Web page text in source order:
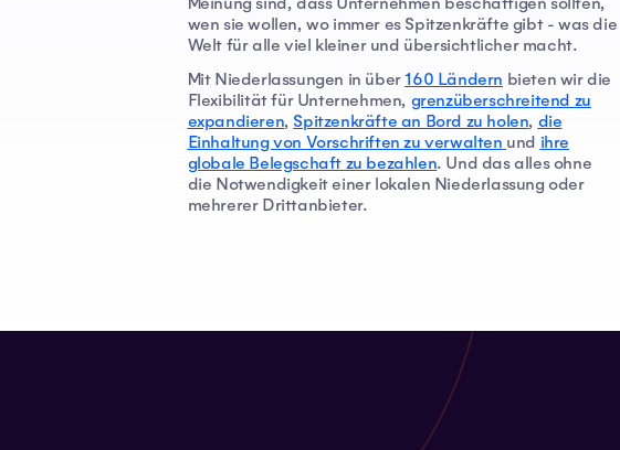
wen sie wollen, wo immer es Spitzenkräfte gibt - was die
Welt für alle viel kleiner und übersichtlicher macht.
Mit Niederlassungen in über160 Ländern bieten wir die
Flexibilität für Unternehmen, grenzüberschreitend zu
expandieren, Spitzenkräfte an Bord zu holen, die
Einhaltung von Vorschriften zu verwalten und ihre
globale Belegschaft zu bezahlen. Und das alles ohne
die Notwendigkeit einer lokalen Niederlassung oder
mehrerer Drittanbieter.